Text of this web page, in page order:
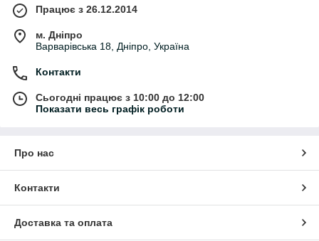
Працює з 26.12.2014
м. Дніпро
Варварівська 18, Дніпро, Україна
Контакти
Сьогодні працює з 10:00 до 12:00
Показати весь графік роботи
Про нас
Контакти
Доставка та оплата